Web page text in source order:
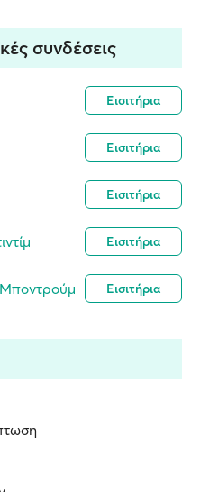
συνδέσεις
Εισιτήρια
Εισιτήρια
Εισιτήρια
Εισιτήρια
Εισιτήρια